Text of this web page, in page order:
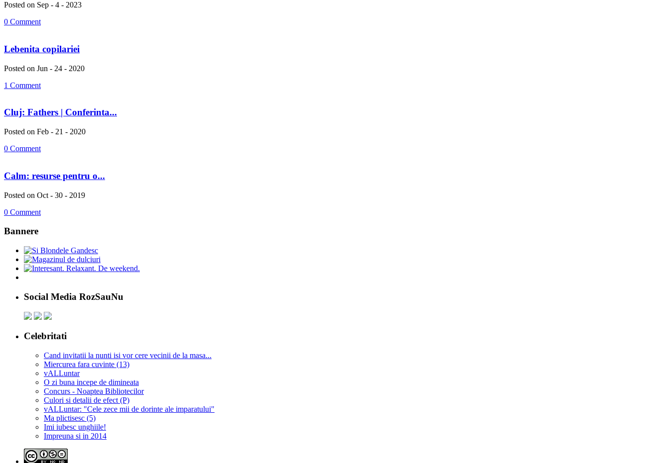
Posted on Sep - 4 - 2023
0 Comment
Lebenita copilariei
Posted on Jun - 24 - 2020
1 Comment
Cluj: Fathers | Conferinta...
Posted on Feb - 21 - 2020
0 Comment
Calm: resurse pentru o...
Posted on Oct - 30 - 2019
0 Comment
Bannere
Social Media RozSauNu
Celebritati
Cand invitatii la nunti isi vor cere vecinii de la masa...
Miercurea fara cuvinte (13)
vALLuntar
O zi buna incepe de dimineata
Concurs - Noaptea Bibliotecilor
Culori si detalii de efect (P)
vALLuntar: "Cele zece mii de dorinte ale imparatului"
Ma plictisesc (5)
Imi iubesc unghiile!
Impreuna si in 2014